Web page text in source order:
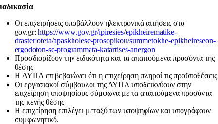
Οι επιχειρήσεις υποβάλλουν ηλεκτρονικά αιτήσεις στο
gov.gr:https://www.gov.gr/ipiresies/epikheirematike-
drasterioteta/apaskholese-prosopikou/summetokhe-epikheireseon-
ergodoton-se-programmata-katartises-anergon
Προσδιορίζουν την ειδικότητα και τα απαιτούμενα προσόντα της
θέσης
H ΔΥΠΑ επιβεβαιώνει ότι η επιχείρηση πληροί τις προϋποθέσεις
Οι εργασιακοί σύμβουλοι της ΔΥΠΑ υποδεικνύουν στην
επιχείρηση υποψηφίους σύμφωνα με τα απαιτούμενα προσόντα
της κενής θέσης
Η επιχείρηση επιλέγει μεταξύ των υποψηφίων και υπογράφουν
συμφωνητικό.